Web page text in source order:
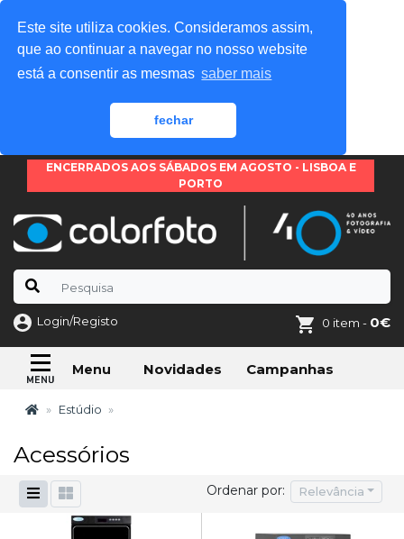
Este site utiliza cookies. Consideramos assim,
que ao continuar a navegar no nosso website
está a consentir as mesmas saber mais
fechar
ENCERRADOS AOS SÁBADOS EM AGOSTO - LISBOA E
PORTO
Login/Registo 0 item - 0€
Menu Novidades Campanhas
Estúdio
Acessórios
Ordenar por: Relevância